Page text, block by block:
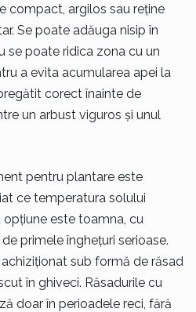
compact, argilos sau reține
Se poate adăuga nisip în
se poate ridica zona cu un
a evita acumularea apei la
corect înainte de
un arbust viguros și unul
pentru plantare este
ce temperatura solului
opțiune este toamna, cu
primele înghețuri serioase.
sub formă de răsad
în ghiveci. Răsadurile cu
doar în perioadele reci, fără